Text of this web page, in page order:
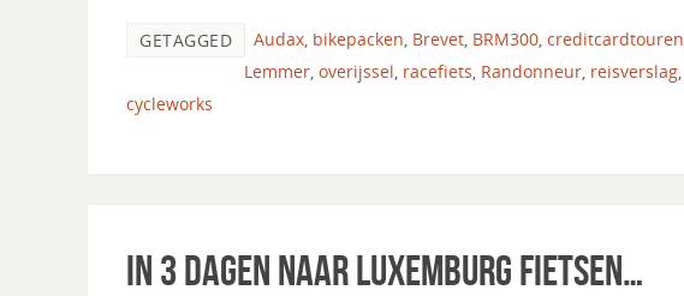
GETAGGED Audax bikepacken Brevet BRM300 creditcardtouren
Lemmer overijssel racefiets Randonneur reisverslag
cycleworks
In 3 dagen naar Luxemburg fietsen…